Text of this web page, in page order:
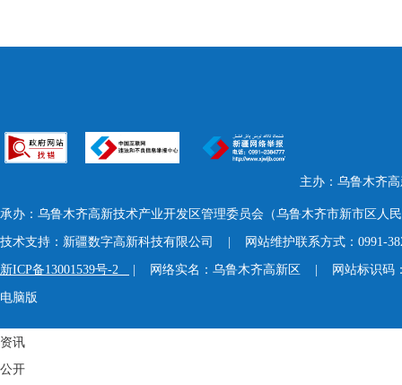
主办：乌鲁木齐
承办：乌鲁木齐高新技术产业开发区管理委员会（乌鲁木齐市新市区人
技术支持：新疆数字高新科技有限公司 | 网站维护联系方式：0991-
新ICP备13001539号-2 | 网络实名：乌鲁木齐高新区 | 网站标识码
电脑版
资讯
公开